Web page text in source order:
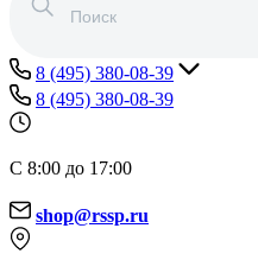
8 (495) 380-08-39
8 (495) 380-08-39
С 8:00 до 17:00
shop@rssp.ru